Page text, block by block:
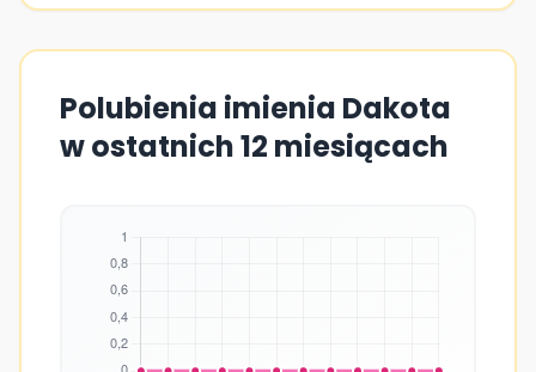
Polubienia imienia Dakota
w ostatnich 12 miesiącach